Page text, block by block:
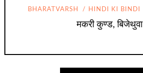
BHARATVARSH HINDI KI BINDI
मकरी कुण्ड, बिजेथुवा